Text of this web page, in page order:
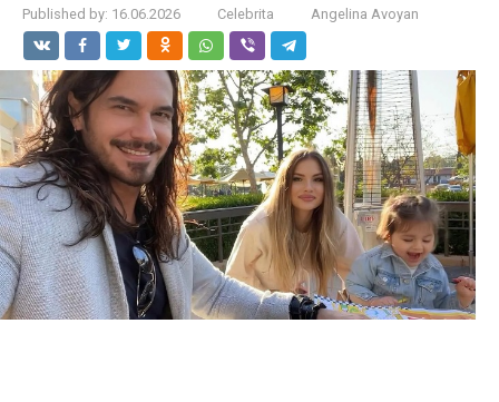
Published by: 16.06.2026 Celebrita Angelina Avoyan